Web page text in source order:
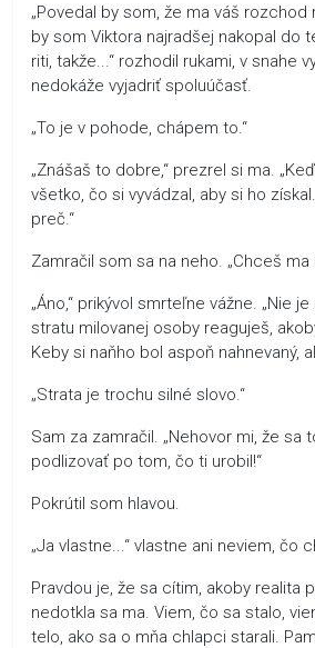
„Povedal by som, že ma váš rozchod
by som Viktora najradšej nakopal do
riti, takže...“ rozhodil rukami, v snahe
nedokáže vyjadriť spoluúčasť.
„To je v pohode, chápem to.“
„Znášaš to dobre,“ prezrel si ma.
všetko, čo si vyvádzal, aby si ho
preč.“
Zamračil som sa na neho. „Chceš ma
„Áno,“ prikývol smrteľne vážne. „Nie
stratu milovanej osoby reaguješ,
Keby si naňho bol aspoň nahnevaný,
„Strata je trochu silné slovo.“
Sam za zamračil. „Nehovor mi, že sa
podlizovať po tom, čo ti urobil!“
Pokrútil som hlavou.
„Ja vlastne...“ vlastne ani neviem, čo
Pravdou je, že sa cítim, akoby realita
nedotkla sa ma. Viem, čo sa stalo,
telo, ako sa o mňa chlapci starali.